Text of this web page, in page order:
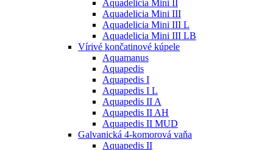
Aquadelicia Mini II
Aquadelicia Mini III
Aquadelicia Mini III L
Aquadelicia Mini III LB
Vírivé končatinové kúpele
Aquamanus
Aquapedis
Aquapedis I
Aquapedis I L
Aquapedis II A
Aquapedis II AH
Aquapedis II MUD
Galvanická 4-komorová vaňa
Aquapedis II